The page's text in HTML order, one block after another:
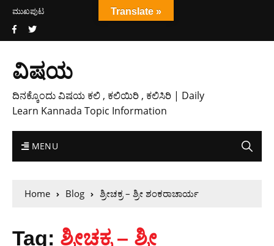
ಮುಖಪುಟ
ವಿಷಯ
ದಿನಕ್ಕೊಂದು ವಿಷಯ ಕಲಿ , ಕಲಿಯಿರಿ , ಕಲಿಸಿರಿ | Daily
Learn Kannada Topic Information
MENU
Home Blog ಶ್ರೀಚಕ್ರ – ಶ್ರೀ ಶಂಕರಾಚಾರ್ಯ
Tag: ಶ್ರೀಚಕ್ರ – ಶ್ರೀ
Translate »